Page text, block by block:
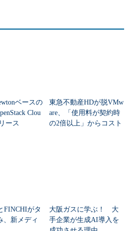
ベースの
Clou
ース
東急不動産HDが脱VMw
are、「使用料が契約時
の2倍以上」からコスト
FINCHIがタ
、新メディ
大阪ガスに学ぶ！ 大
手企業が生成AI導入を